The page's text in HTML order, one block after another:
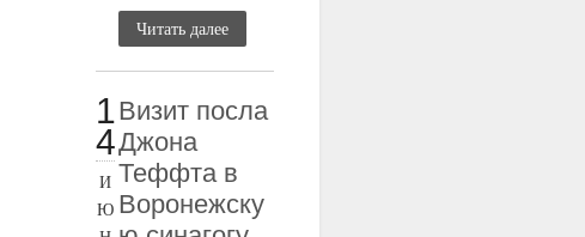
Читать далее
1
4
И
Ю
Визит посла
Джона
Теффта в
Воронежску